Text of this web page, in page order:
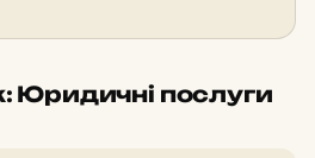
Юридичні послуги